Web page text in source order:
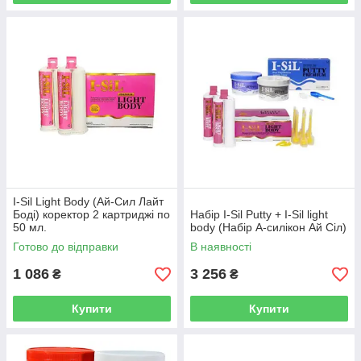
Великий вибір
У каталозі представлені відбиткові
матеріали на основі А силіконів від надійних і
перевірених виробників – Zhermack elite hd,
коронокта інші стоматологічні товари
Конкурентні ціни
На А силікон ціна в нашому магазині
посередницьких націнок, що обумовлено нашою
I-Sil Light Body (Ай-Сил Лайт
Боді) коректор 2 картриджі по
50 мл.
Готово до відправки
1 086 ₴
Купити
Набір I-Sil Putty + I-Sil light
body (Набір А-силікон Ай Сіл)
В наявності
3 256 ₴
Купити